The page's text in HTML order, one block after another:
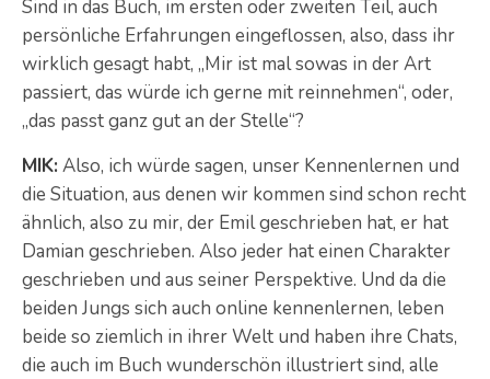
Sind in das Buch, im ersten oder zweiten Teil, auch
persönliche Erfahrungen eingeflossen, also, dass ihr
wirklich gesagt habt, „Mir ist mal sowas in der Art
passiert, das würde ich gerne mit reinnehmen“, oder,
„das passt ganz gut an der Stelle“?
MIK: Also, ich würde sagen, unser Kennenlernen und
die Situation, aus denen wir kommen sind schon recht
ähnlich, also zu mir, der Emil geschrieben hat, er hat
Damian geschrieben. Also jeder hat einen Charakter
geschrieben und aus seiner Perspektive. Und da die
beiden Jungs sich auch online kennenlernen, leben
beide so ziemlich in ihrer Welt und haben ihre Chats,
die auch im Buch wunderschön illustriert sind, alle